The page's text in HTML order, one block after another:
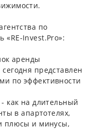
по
«RE-Invest.Pro»:
аренды
представлен
по эффективности
как на длительный
в апартотелях,
плюсы и минусы,